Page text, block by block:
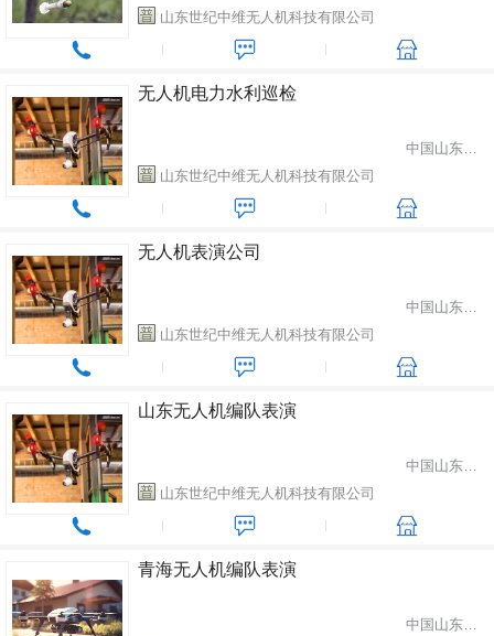
山东世纪中维无人机科技有限公司
无人机电力水利巡检
中国山东省潍坊市
山东世纪中维无人机科技有限公司
无人机表演公司
中国山东省潍坊市
山东世纪中维无人机科技有限公司
山东无人机编队表演
中国山东省潍坊市
山东世纪中维无人机科技有限公司
青海无人机编队表演
中国山东省潍坊市